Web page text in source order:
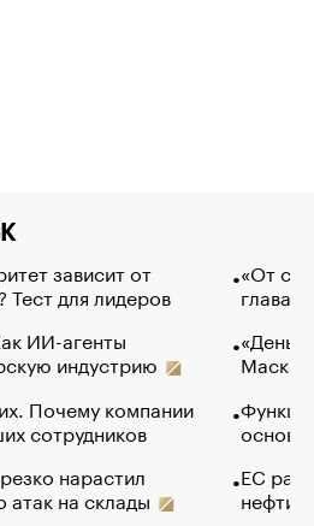
зависит от
Тест для лидеров
ИИ-агенты
индустрию
Почему компании
сотрудников
нарастил
атак на склады
«От
глава
Маск в
основ
ЕС
нефти